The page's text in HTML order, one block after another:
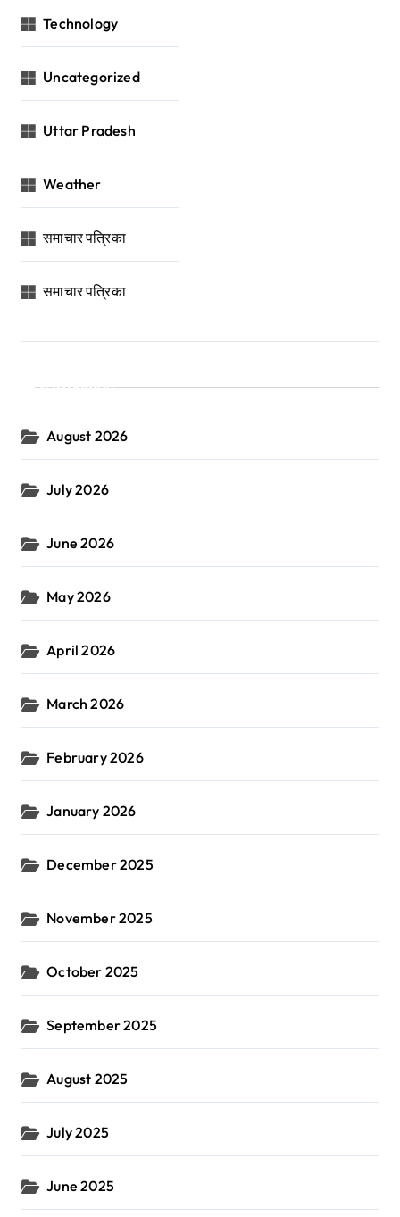
Technology
Uncategorized
Uttar Pradesh
Weather
समाचार पत्रिका
समाचार पत्रिका
Archives
August 2026
July 2026
June 2026
May 2026
April 2026
March 2026
February 2026
January 2026
December 2025
November 2025
October 2025
September 2025
August 2025
July 2025
June 2025